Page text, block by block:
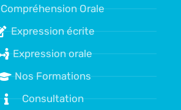
Compréhension Orale
Expression écrite
Expression orale
Nos Formations
Consultation